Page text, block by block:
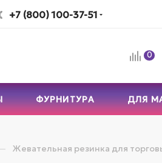
+7 (800) 100-37-51
0
ФУРНИТУРА ДЛЯ
Жевательная резинка для